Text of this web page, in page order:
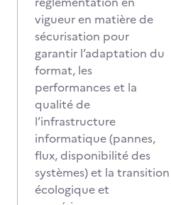
vigueur en matière de
sécurisation pour
garantir l’adaptation du
format, les
performances et la
qualité de
l’infrastructure
informatique (pannes,
flux, disponibilité des
systèmes) et la transition
écologique et